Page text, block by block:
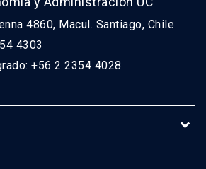
4860, Macul. Santiago, Chile
4303
+56 2 2354 4028